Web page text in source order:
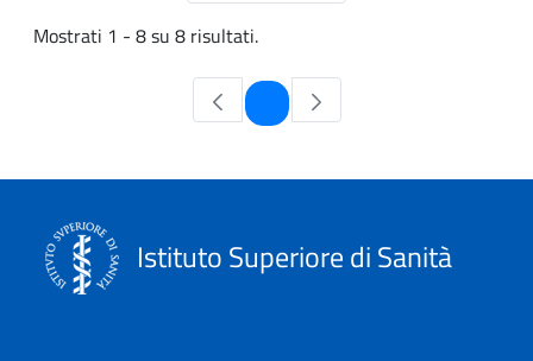
Mostrati 1 - 8 su 8 risultati.
Pagina
Istituto Superiore di Sanità